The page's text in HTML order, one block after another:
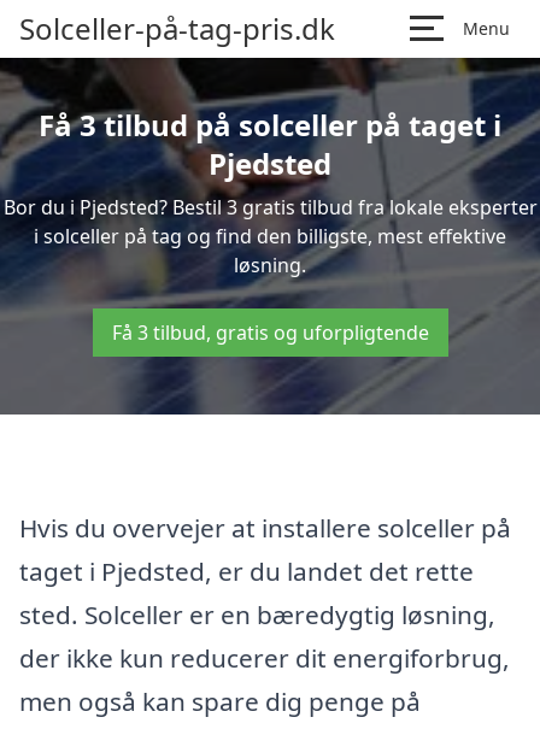
Solceller-på-tag-pris.dk Menu
Få 3 tilbud på solceller på taget i
Pjedsted
Bor du i Pjedsted? Bestil 3 gratis tilbud fra lokale eksperter
i solceller på tag og find den billigste, mest effektive
løsning.
Få 3 tilbud, gratis og uforpligtende
Hvis du overvejer at installere solceller på
taget i Pjedsted, er du landet det rette
sted. Solceller er en bæredygtig løsning,
der ikke kun reducerer dit energiforbrug,
men også kan spare dig penge på